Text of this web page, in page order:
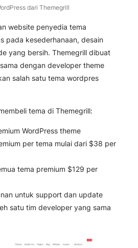
dari Themegrill
website penyedia tema
pada kesederhanaan, desain
yang bersih. Themegrill dibuat
dengan developer theme
salah satu tema wordpres
tema di Themegrill:
WordPress theme
per tema mulai dari $38 per
tema premium $129 per
untuk support dan update
satu tim developer yang sama